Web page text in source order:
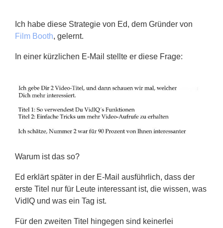
Ich habe diese Strategie von Ed, dem Gründer von
Film Booth, gelernt.
In einer kürzlichen E-Mail stellte er diese Frage:
Warum ist das so?
Ed erklärt später in der E-Mail ausführlich, dass der
erste Titel nur für Leute interessant ist, die wissen, was
VidIQ und was ein Tag ist.
Für den zweiten Titel hingegen sind keinerlei